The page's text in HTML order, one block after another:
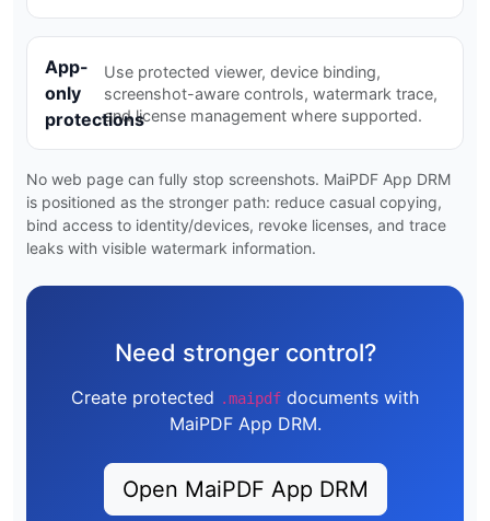
App-
only
protections
Use protected viewer, device binding,
screenshot-aware controls, watermark trace,
and license management where supported.
No web page can fully stop screenshots. MaiPDF App DRM
is positioned as the stronger path: reduce casual copying,
bind access to identity/devices, revoke licenses, and trace
leaks with visible watermark information.
Need stronger control?
Create protected .maipdf documents with
MaiPDF App DRM.
Open MaiPDF App DRM